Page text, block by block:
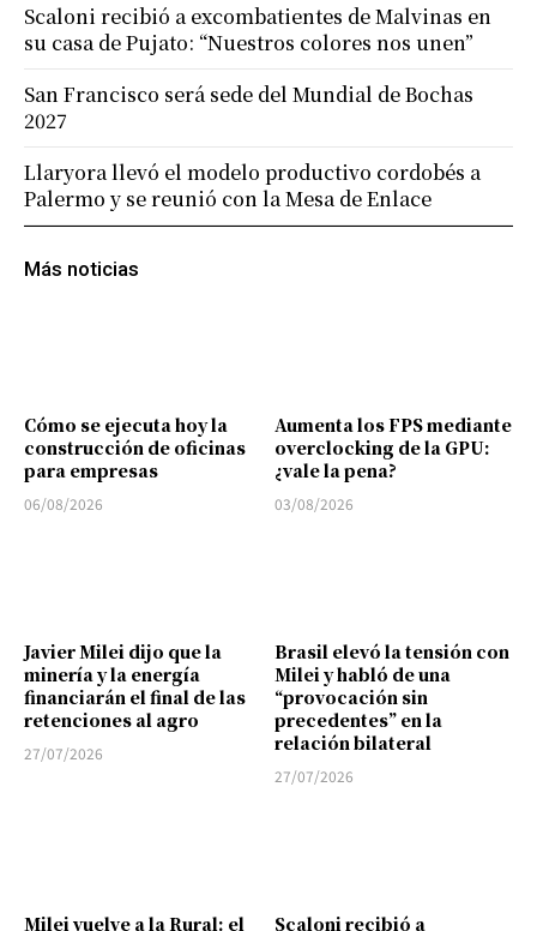
Más noticias
Cómo se ejecuta hoy la
construcción de oficinas
para empresas
06/08/2026
Aumenta los FPS mediante
overclocking de la GPU:
¿vale la pena?
03/08/2026
Javier Milei dijo que la
minería y la energía
financiarán el final de las
retenciones al agro
27/07/2026
Brasil elevó la tensión con
Milei y habló de una
“provocación sin
precedentes” en la
relación bilateral
27/07/2026
Milei vuelve a la Rural: el Scaloni recibió a
Scaloni recibió a excombatientes de Malvinas en
su casa de Pujato: “Nuestros colores nos unen”
San Francisco será sede del Mundial de Bochas
2027
Llaryora llevó el modelo productivo cordobés a
Palermo y se reunió con la Mesa de Enlace